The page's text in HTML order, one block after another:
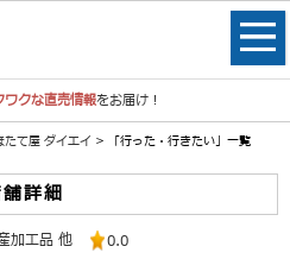
クな直売情報をお届け！
たて屋 ダイエイ > 「行った・行きたい」一覧
詳細
加工品 他 0.0